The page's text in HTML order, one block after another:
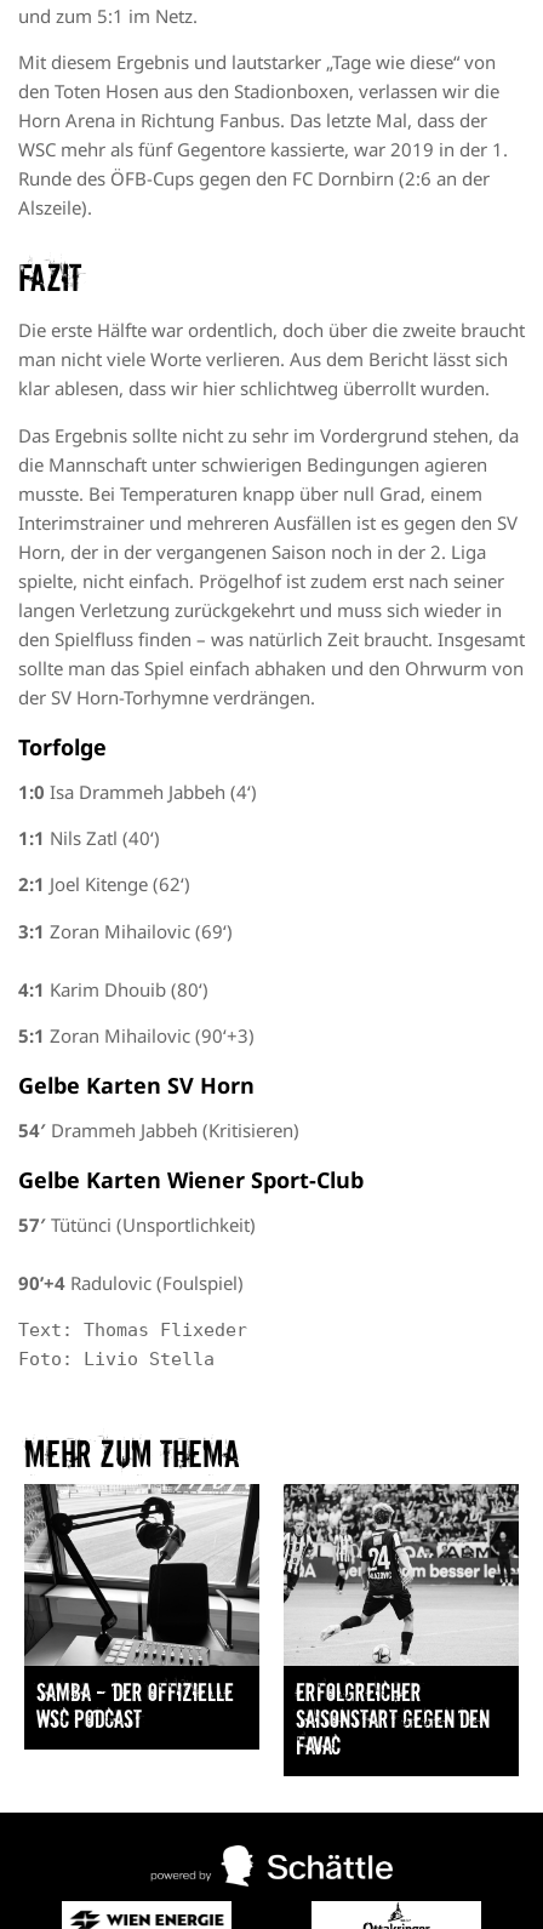
und zum 5:1 im Netz.
Mit diesem Ergebnis und lautstarker „Tage wie diese“ von
den Toten Hosen aus den Stadionboxen, verlassen wir die
Horn Arena in Richtung Fanbus. Das letzte Mal, dass der
WSC mehr als fünf Gegentore kassierte, war 2019 in der 1.
Runde des ÖFB-Cups gegen den FC Dornbirn (2:6 an der
Alszeile).
Fazit
Die erste Hälfte war ordentlich, doch über die zweite braucht
man nicht viele Worte verlieren. Aus dem Bericht lässt sich
klar ablesen, dass wir hier schlichtweg überrollt wurden.
Das Ergebnis sollte nicht zu sehr im Vordergrund stehen, da
die Mannschaft unter schwierigen Bedingungen agieren
musste. Bei Temperaturen knapp über null Grad, einem
Interimstrainer und mehreren Ausfällen ist es gegen den SV
Horn, der in der vergangenen Saison noch in der 2. Liga
spielte, nicht einfach. Prögelhof ist zudem erst nach seiner
langen Verletzung zurückgekehrt und muss sich wieder in
den Spielfluss finden – was natürlich Zeit braucht. Insgesamt
sollte man das Spiel einfach abhaken und den Ohrwurm von
der SV Horn-Torhymne verdrängen.
Torfolge
1:0 Isa Drammeh Jabbeh (4‘)
1:1 Nils Zatl (40‘)
2:1 Joel Kitenge (62‘)
3:1 Zoran Mihailovic (69‘)
4:1 Karim Dhouib (80‘)
5:1 Zoran Mihailovic (90‘+3)
Gelbe Karten SV Horn
54′ Drammeh Jabbeh (Kritisieren)
Gelbe Karten Wiener Sport-Club
57′ Tütünci (Unsportlichkeit)
90’+4 Radulovic (Foulspiel)
Text: Thomas Flixeder
Foto: Livio Stella
Mehr zum Thema​
Samba — Der offizielle
WSC Podcast
Erfolgreicher
Saisonstart gegen den
FavAC